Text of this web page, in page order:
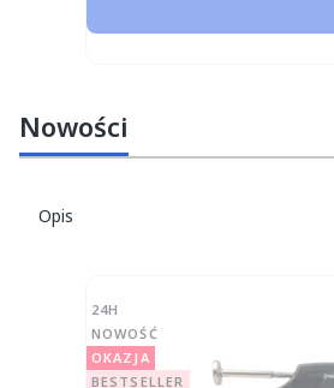
Nowości
Opis
24H
NOWOŚĆ
OKAZJA
BESTSELLER